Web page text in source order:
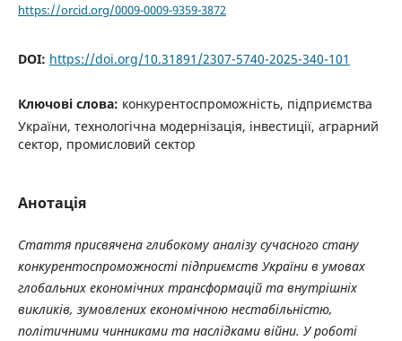
https://orcid.org/0009-0009-9359-3872
DOI: https://doi.org/10.31891/2307-5740-2025-340-101
Ключові слова: конкурентоспроможність, підприємства
України, технологічна модернізація, інвестиції, аграрний
сектор, промисловий сектор
Анотація
Стаття присвячена глибокому аналізу сучасного стану
конкурентоспроможності підприємств України в умовах
глобальних економічних трансформацій та внутрішніх
викликів, зумовлених економічною нестабільністю,
політичними чинниками та наслідками війни. У роботі